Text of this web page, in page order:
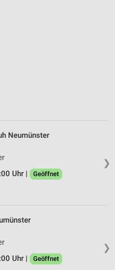
❯
Neumünster
Uhr |
Geöffnet
❯
Uhr |
Geöffnet